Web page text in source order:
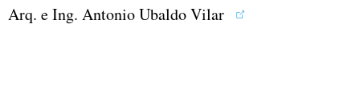
Arq. e Ing. Antonio Ubaldo Vilar